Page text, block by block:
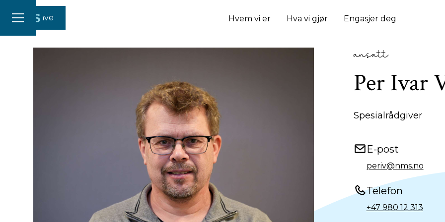
Hvem vi er Hva vi gjør Engasjer deg
Gi en gave
ansatt
Per Ivar
Spesialrådgiver
E-post
periv@nms.no
Telefon
+47 980 12 313